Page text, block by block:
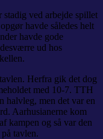
ved arbejde spillet
havde således helt
havde gode
ud hos
Herfra gik det dog
med 10-7. TTH
halvleg, men det var en
Aarhusianerne kom
kampen og så var den
tavlen.